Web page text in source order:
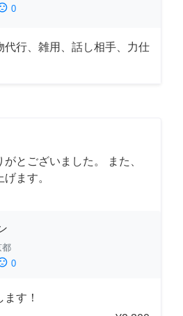
0
代行、雑用、話し相手、力仕
とございました。 また、
ます。
都
0
す！